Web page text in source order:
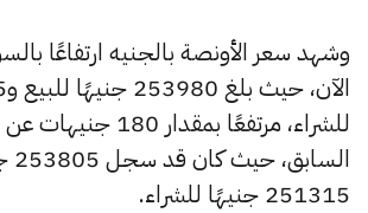
وشهد سعر الأونصة بالجنيه ارتفاعًا
للشراء، مرتفعًا بمقدار
251315 جنيهًا للشراء.